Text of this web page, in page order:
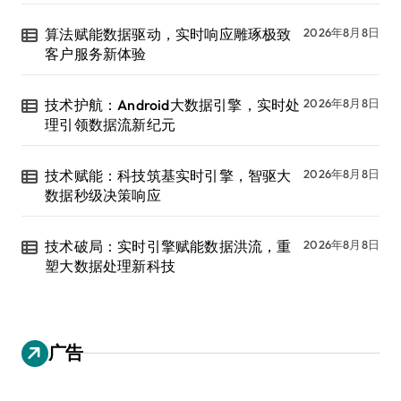
算法赋能数据驱动，实时响应雕琢极致
客户服务新体验
2026年8月8日
技术护航：Android大数据引擎，实时处
理引领数据流新纪元
2026年8月8日
技术赋能：科技筑基实时引擎，智驱大
数据秒级决策响应
2026年8月8日
技术破局：实时引擎赋能数据洪流，重
塑大数据处理新科技
2026年8月8日
广告